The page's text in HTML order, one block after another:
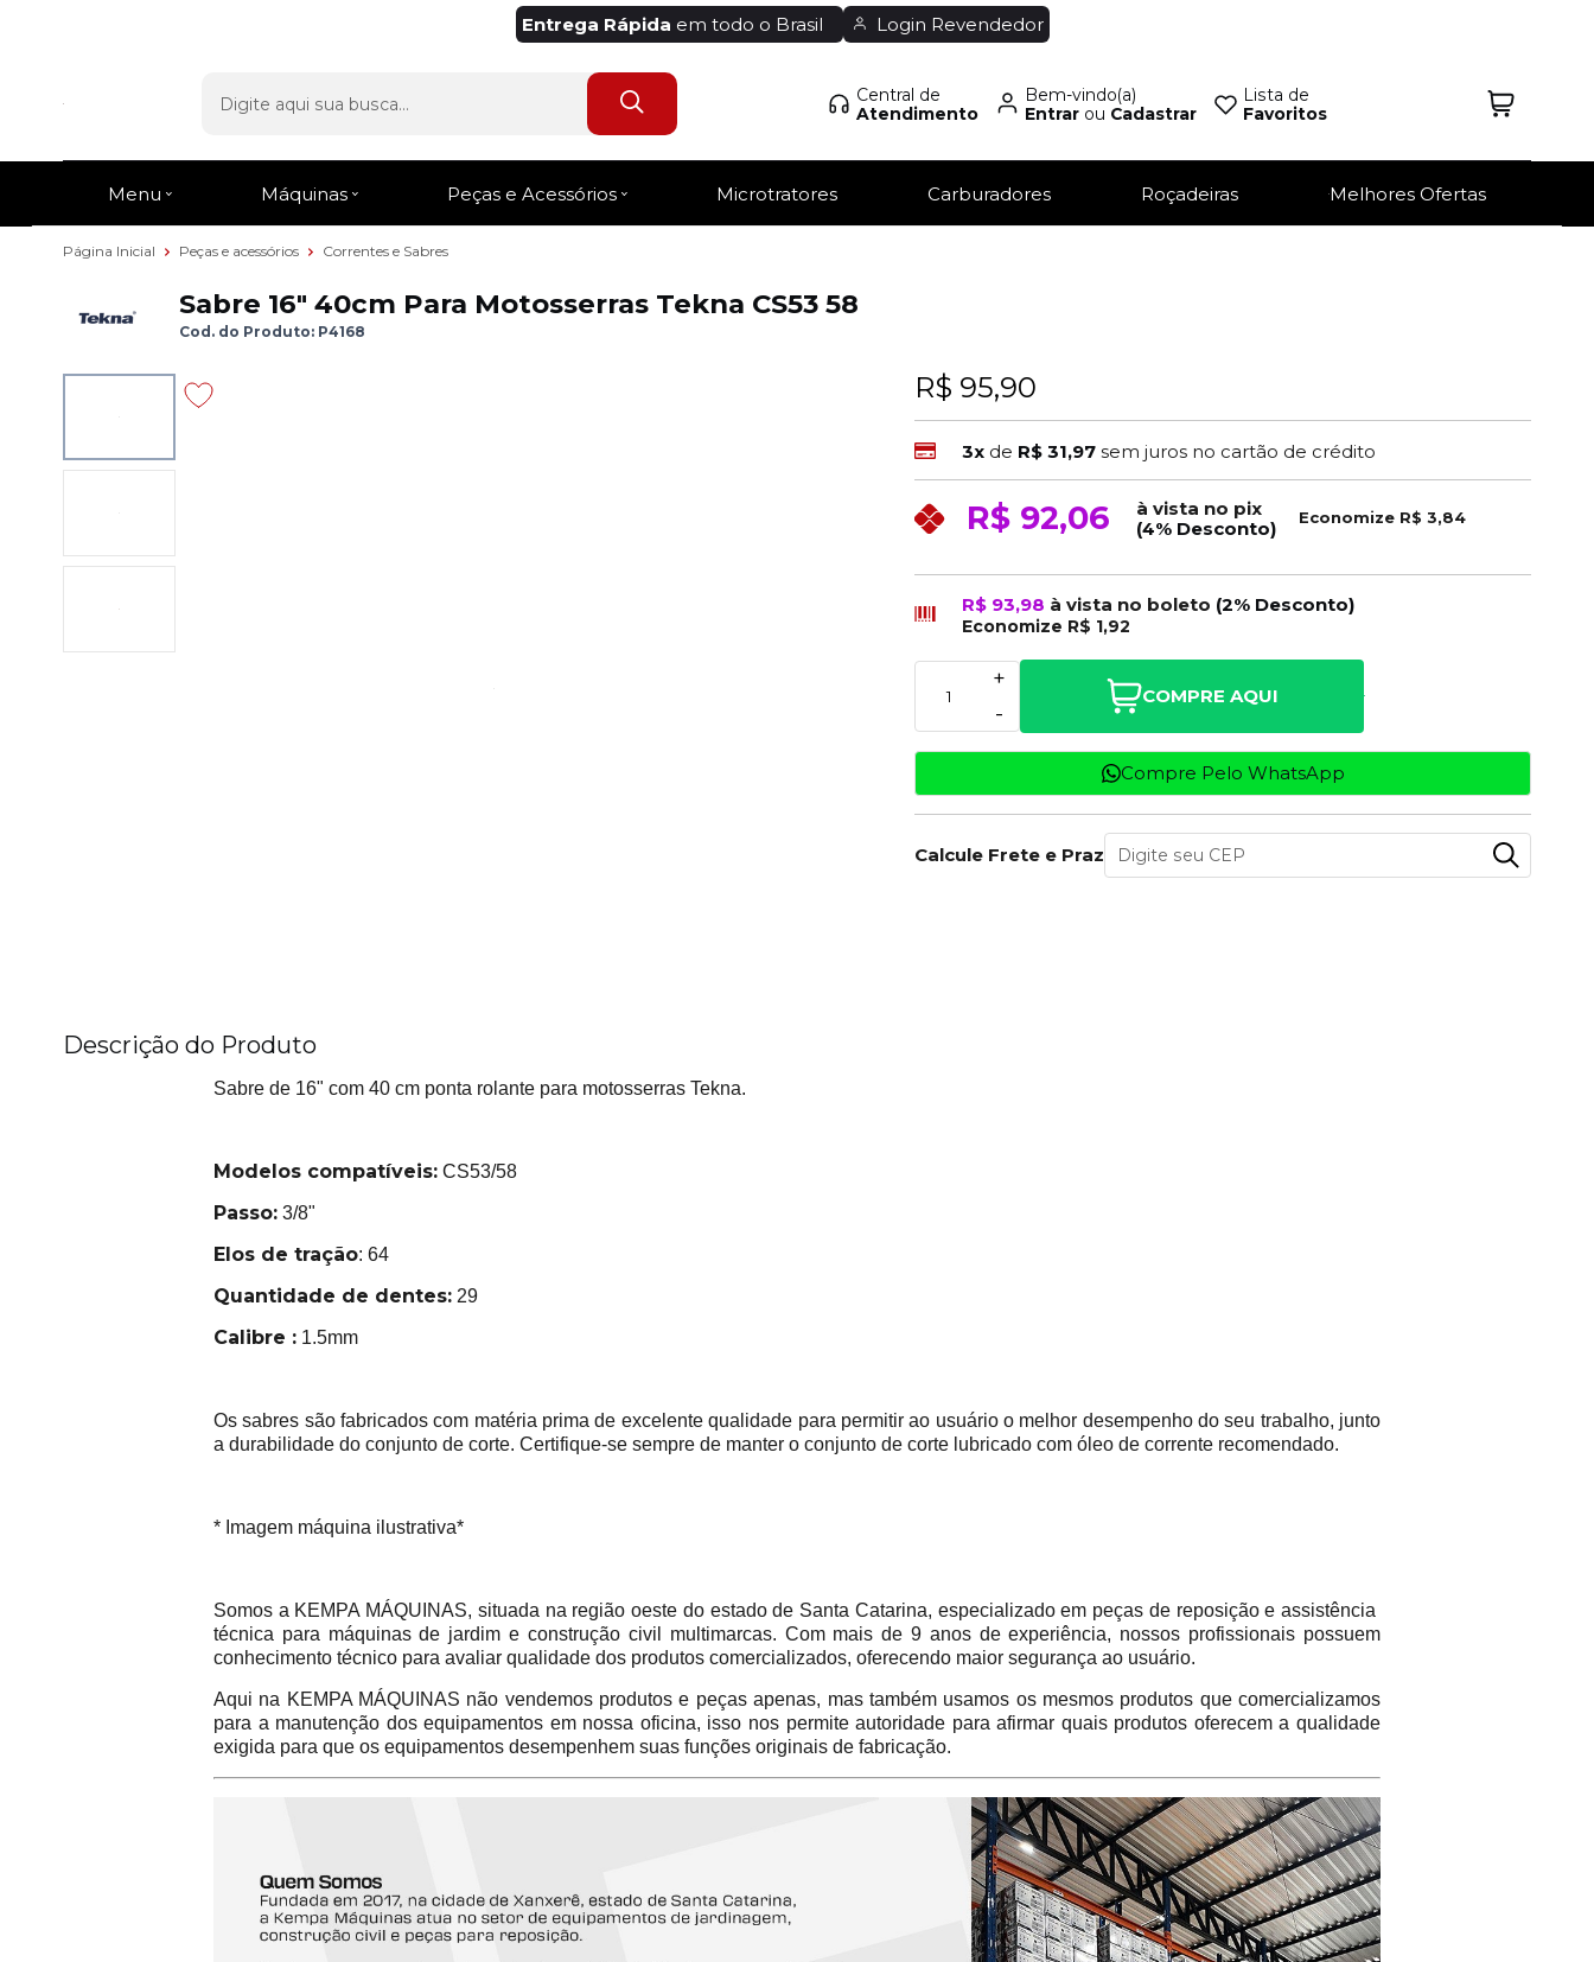
Entrega Rápida em todo o Brasil Login Revendedor
Central de
Atendimento
Bem-vindo(a)
Entrarou Cadastrar
Lista de
Favoritos
Menu Máquinas Peças e Acessórios Microtratores Carburadores Roçadeiras Melhores Ofertas
Página Inicial Peças e acessórios Correntes e Sabres
Sabre 16" 40cm Para Motosserras Tekna CS53 58
Cod. do Produto: P4168
R$ 95,90
3x de R$ 31,97 sem juros no cartão de crédito
R$ 92,06
à vista no pix
(4% Desconto)
Economize R$ 3,84
R$ 93,98 à vista no boleto (2% Desconto)
Economize R$ 1,92
-
+
COMPRE AQUI
Compre Pelo WhatsApp
Calcule Frete e Prazo
Descrição do Produto
Sabre de 16" com 40 cm ponta rolante para motosserras Tekna.
Modelos compatíveis: CS53/58
Passo: 3/8"
Elos de tração: 64
Quantidade de dentes: 29
Calibre : 1.5mm
Os sabres são fabricados com matéria prima de excelente qualidade para permitir ao usuário o melhor desempenho do seu trabalho, junto
a durabilidade do conjunto de corte. Certifique-se sempre de manter o conjunto de corte lubricado com óleo de corrente recomendado.
* Imagem máquina ilustrativa*
Somos a KEMPA MÁQUINAS, situada na região oeste do estado de Santa Catarina, especializado em peças de reposição e assistência
técnica para máquinas de jardim e construção civil multimarcas. Com mais de 9 anos de experiência, nossos profissionais possuem
conhecimento técnico para avaliar qualidade dos produtos comercializados, oferecendo maior segurança ao usuário.
Aqui na KEMPA MÁQUINAS não vendemos produtos e peças apenas, mas também usamos os mesmos produtos que comercializamos
para a manutenção dos equipamentos em nossa oficina, isso nos permite autoridade para afirmar quais produtos oferecem a qualidade
exigida para que os equipamentos desempenhem suas funções originais de fabricação.